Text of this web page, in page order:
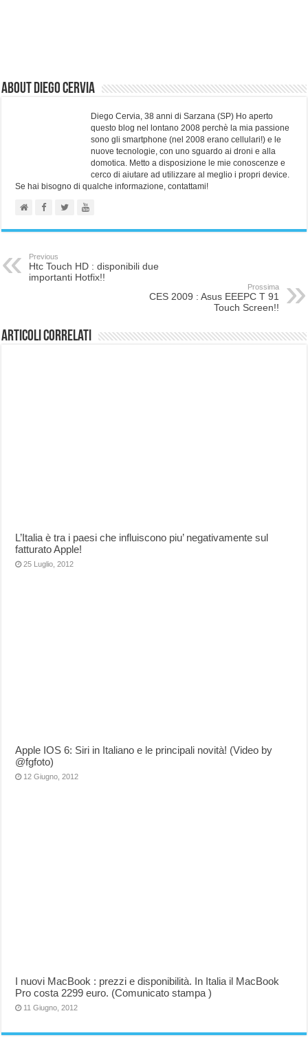
About Diego Cervia
Diego Cervia, 38 anni di Sarzana (SP) Ho aperto
questo blog nel lontano 2008 perchè la mia passione
sono gli smartphone (nel 2008 erano cellulari!) e le
nuove tecnologie, con uno sguardo ai droni e alla
domotica. Metto a disposizione le mie conoscenze e
cerco di aiutare ad utilizzare al meglio i propri device.
Se hai bisogno di qualche informazione, contattami!
Previous
Htc Touch HD : disponibili due
importanti Hotfix!!
Prossima
CES 2009 : Asus EEEPC T 91
Touch Screen!!
Articoli correlati
L’Italia è tra i paesi che influiscono piu’ negativamente sul
fatturato Apple!
25 Luglio, 2012
Apple IOS 6: Siri in Italiano e le principali novità! (Video by
@fgfoto)
12 Giugno, 2012
I nuovi MacBook : prezzi e disponibilità. In Italia il MacBook
Pro costa 2299 euro. (Comunicato stampa )
11 Giugno, 2012